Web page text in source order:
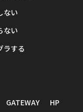
ない
ない
ラする
GATEWAY HP